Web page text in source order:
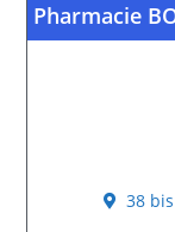
Pharmacie
38